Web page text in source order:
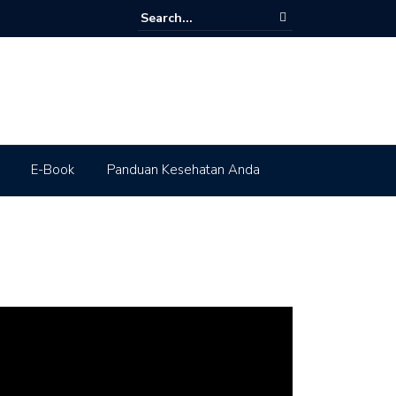
E-Book Panduan Kesehatan Anda